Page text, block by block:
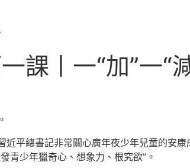
課丨一“加”一“
平總書記非常關心廣年夜少年兒童的安康
青少年獵奇心、想象力、根究欲”。